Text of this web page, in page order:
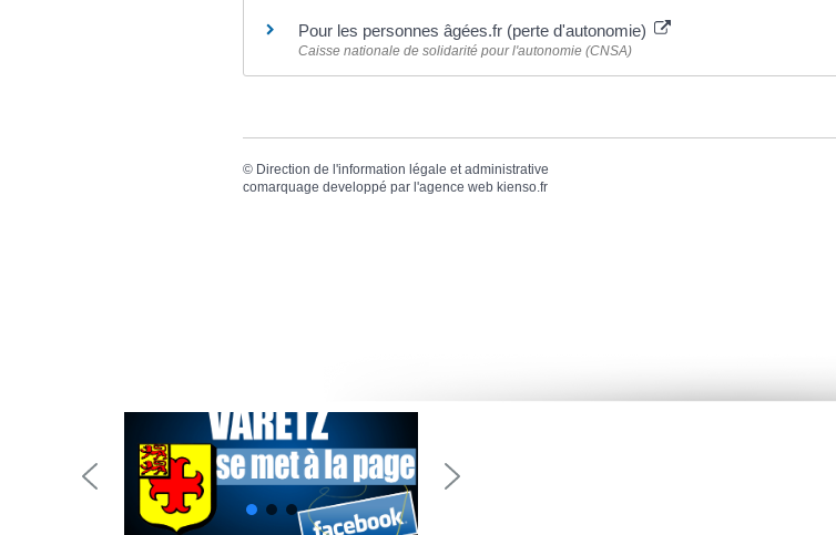
Pour les personnes âgées.fr (perte d'autonomie)
Caisse nationale de solidarité pour l'autonomie (CNSA)
© Direction de l'information légale et administrative
comarquage developpé par l'agence web kienso.fr